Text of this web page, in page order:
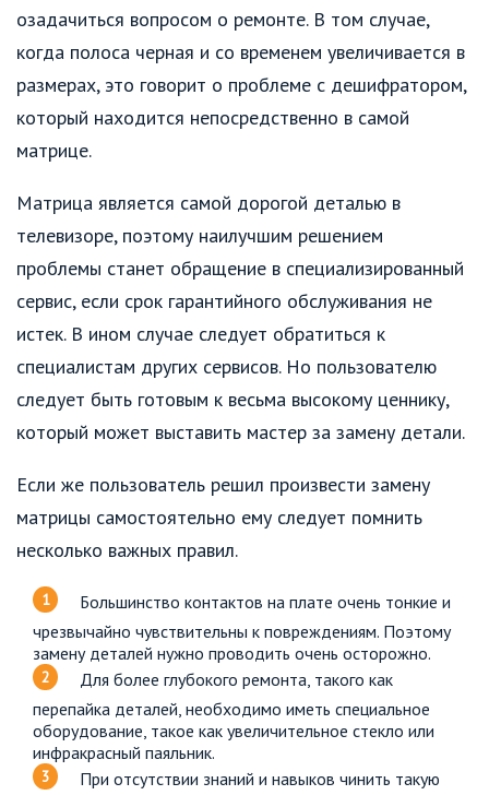
озадачиться вопросом о ремонте. В том случае,
когда полоса черная и со временем увеличивается в
размерах, это говорит о проблеме с дешифратором,
который находится непосредственно в самой
матрице.
Матрица является самой дорогой деталью в
телевизоре, поэтому наилучшим решением
проблемы станет обращение в специализированный
сервис, если срок гарантийного обслуживания не
истек. В ином случае следует обратиться к
специалистам других сервисов. Но пользователю
следует быть готовым к весьма высокому ценнику,
который может выставить мастер за замену детали.
Если же пользователь решил произвести замену
матрицы самостоятельно ему следует помнить
несколько важных правил.
Большинство контактов на плате очень тонкие и
чрезвычайно чувствительны к повреждениям. Поэтому
замену деталей нужно проводить очень осторожно.
Для более глубокого ремонта, такого как
перепайка деталей, необходимо иметь специальное
оборудование, такое как увеличительное стекло или
инфракрасный паяльник.
При отсутствии знаний и навыков чинить такую